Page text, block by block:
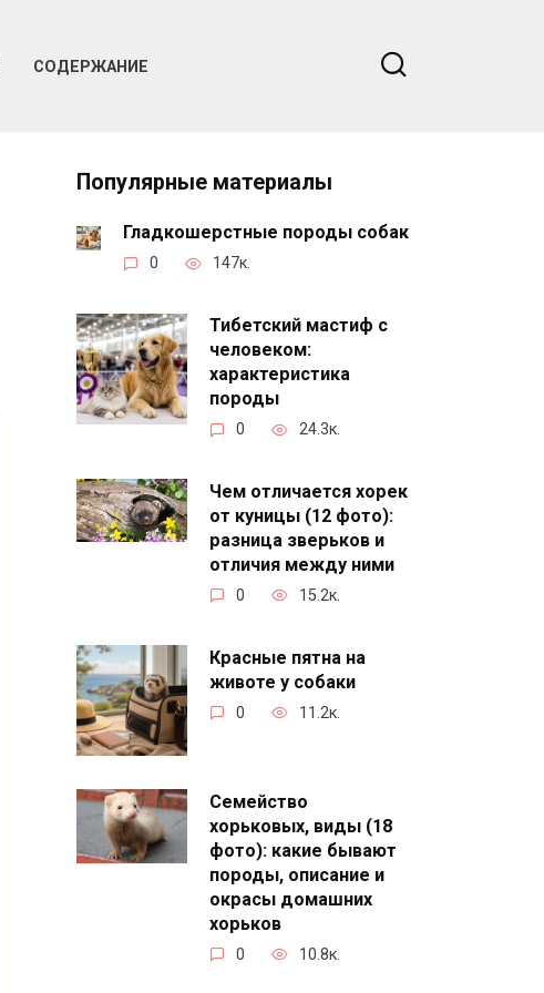
СОДЕРЖАНИЕ
Популярные материалы
Гладкошерстные породы собак
0 147к.
Тибетский мастиф с
человеком:
характеристика
породы
0 24.3к.
Чем отличается хорек
от куницы (12 фото):
разница зверьков и
отличия между ними
0 15.2к.
Красные пятна на
животе у собаки
0 11.2к.
Семейство
хорьковых, виды (18
фото): какие бывают
породы, описание и
окрасы домашних
хорьков
0 10.8к.